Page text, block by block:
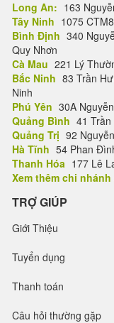
Long An: 163
Tây Ninh 1075
Bình Định 340
Quy Nhơn
Cà Mau 221 Lý
Bắc Ninh 83 Trần
Ninh
Phú Yên 30A
Quảng Bình 41
Quảng Trị 92
Hà Tĩnh 54 Phan
Thanh Hóa 177 Lê
Xem thêm chi
TRỢ GIÚP
Giới Thiệu
Tuyển dụng
Thanh toán
Câu hỏi thường gặp